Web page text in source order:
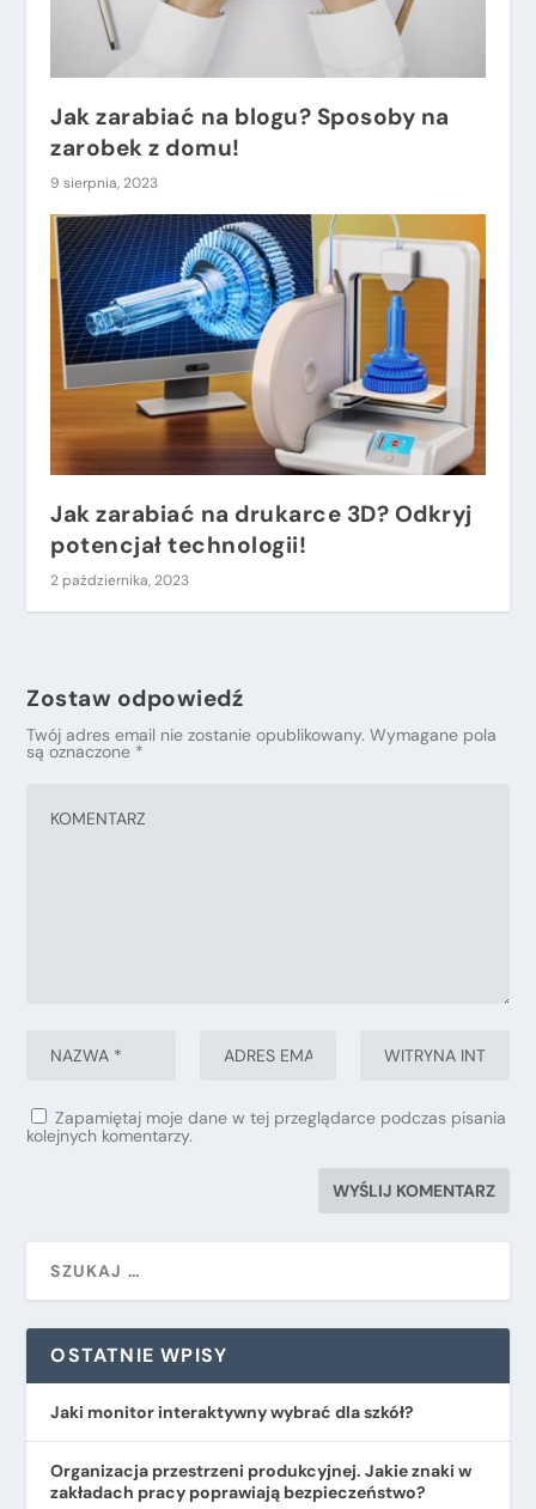
Jak zarabiać na blogu? Sposoby na
zarobek z domu!
9 sierpnia, 2023
Jak zarabiać na drukarce 3D? Odkryj
potencjał technologii!
2 października, 2023
Zostaw odpowiedź
Twój adres email nie zostanie opublikowany. Wymagane pola
są oznaczone *
Zapamiętaj moje dane w tej przeglądarce podczas pisania
kolejnych komentarzy.
OSTATNIE WPISY
Jaki monitor interaktywny wybrać dla szkół?
Organizacja przestrzeni produkcyjnej. Jakie znaki w
zakładach pracy poprawiają bezpieczeństwo?